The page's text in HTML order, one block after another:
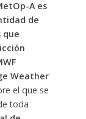
A es
de
que
Weather
el que se
toda